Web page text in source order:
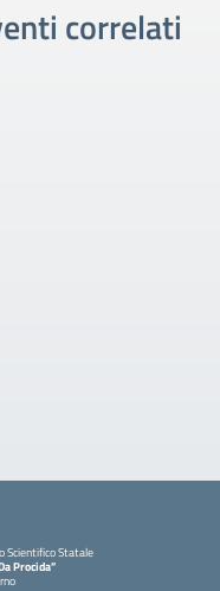
correlati
Scientifico Statale
Procida”